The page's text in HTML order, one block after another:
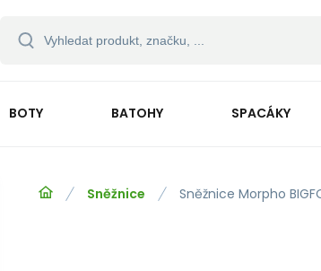
BOTY BATOHY SPACÁKY
Sněžnice Sněžnice Morpho